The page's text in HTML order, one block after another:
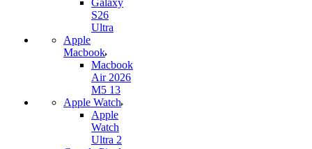
Galaxy
S26
Ultra
Apple
Macbook
Macbook
Air 2026
M5 13
Apple Watch
Apple
Watch
Ultra 2